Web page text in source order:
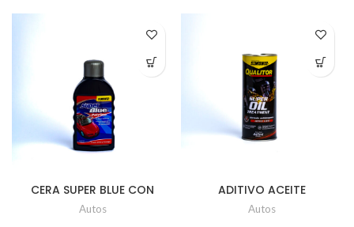
CERA SUPER BLUE CON
POLYFLON 500ML UD
Autos
ADITIVO ACEITE
ANTIDESGASTE LATA UD x
443ml
Autos